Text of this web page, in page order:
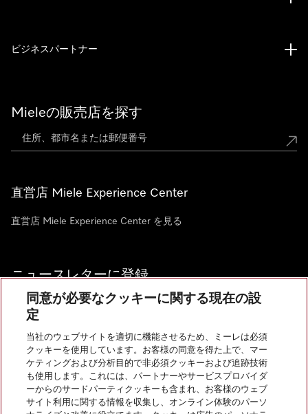
Mieleの販売店を探す
直営店 Miele Experience Center
直営店 Miele Experience Center を見る
ニュースレターに登録
お問い合わせ
ビジネスパートナー
InstagramのMiele
YoutubeのMiele
同意が必要なクッキーに関する現在の設
定
当社のウェブサイトを適切に機能させるため、ミーレは必須
クッキーを使用しています。お客様の同意を得た上で、マー
ケティングおよび分析目的で非必須クッキーおよび追跡技術
も使用します。これには、パートナーやサービスプロバイダ
ーからのサードパーティクッキーも含まれ、お客様のウェブ
サイト利用に関する情報を収集し、オンライン体験のパーソ